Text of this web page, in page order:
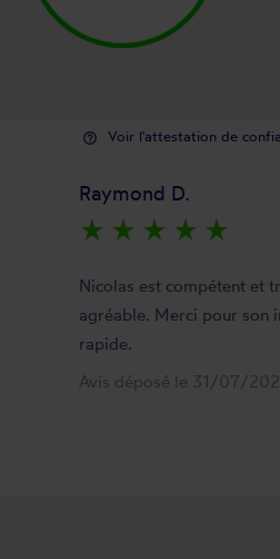
help_outline Voir l'attestation de
Raymond D.
star_rate star_rate star_rate star_rate star_rate
Nicolas est compétent et
agréable. Merci pour son
rapide.
Avis déposé le 31/07/